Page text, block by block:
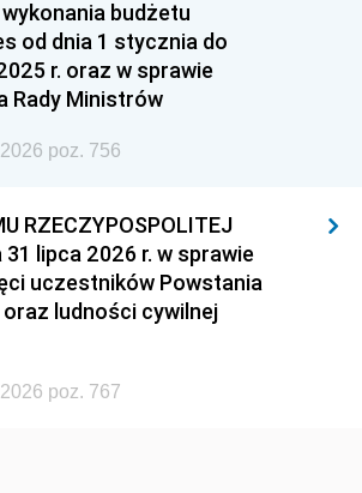
1950
1947 1946
1938
budżetu
od dnia 1 stycznia do
r. oraz w sprawie
Rady Ministrów
poz. 756
RZECZYPOSPOLITEJ
31 lipca 2026 r. w sprawie
uczestników Powstania
ludności cywilnej
poz. 767